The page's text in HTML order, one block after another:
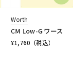
Worth
CM Low-G ワース
¥1,760 （税込）